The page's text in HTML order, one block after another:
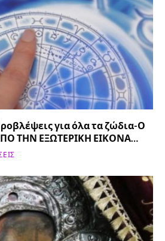
για όλα τα ζώδια-Ο
ΤΗΝ ΕΞΩΤΕΡΙΚΗ ΕΙΚΟΝΑ…